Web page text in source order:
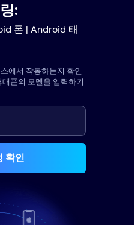
:
폰 | Android 태
에서 작동하는지 확인
폰의 모델을 입력하기
확인